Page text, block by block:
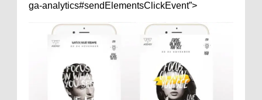
ga-analytics#sendElementsClickEvent”>